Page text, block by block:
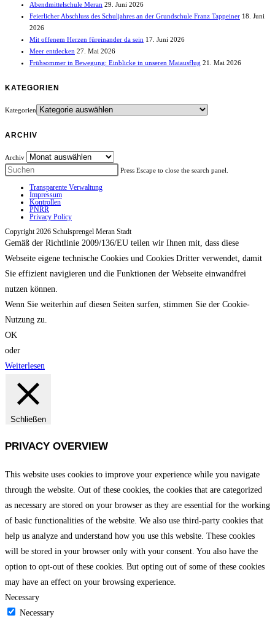
Abendmittelschule Meran 29. Juni 2026
Feierlicher Abschluss des Schuljahres an der Grundschule Franz Tappeiner 18. Juni
2026
Mit offenem Herzen füreinander da sein 17. Juni 2026
Meer entdecken 27. Mai 2026
Frühsommer in Bewegung: Einblicke in unseren Maiausflug 21. Mai 2026
KATEGORIEN
Kategorien
ARCHIV
Archiv
Press Escape to close the search panel.
Transparente Verwaltung
Impressum
Kontrollen
PNRR
Privacy Policy
Copyright 2026 Schulsprengel Meran Stadt
Gemäß der Richtlinie 2009/136/EU teilen wir Ihnen mit, dass diese
Webseite eigene technische Cookies und Cookies Dritter verwendet, damit
Sie effizient navigieren und die Funktionen der Webseite einwandfrei
nutzen können.
Wenn Sie weiterhin auf diesen Seiten surfen, stimmen Sie der Cookie-
Nutzung zu.
OK
oder
Weiterlesen
Schließen
PRIVACY OVERVIEW
This website uses cookies to improve your experience while you navigate
through the website. Out of these cookies, the cookies that are categorized
as necessary are stored on your browser as they are essential for the working
of basic functionalities of the website. We also use third-party cookies that
help us analyze and understand how you use this website. These cookies
will be stored in your browser only with your consent. You also have the
option to opt-out of these cookies. But opting out of some of these cookies
may have an effect on your browsing experience.
Necessary
Necessary